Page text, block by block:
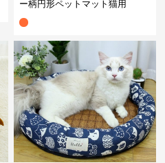
ー柄円形ペットマット猫用